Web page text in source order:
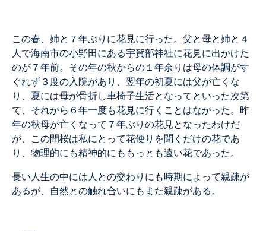
この春、姉と７年ぶりに花見に行った。父と母と姉と４
人で海南市の小野田にある宇賀部神社に花見に出かけた
のが７年前。その年の秋からの１年余りは母の体調がす
ぐれず３度の入院があり、翌年の初夏には父が亡くな
り、夏には母が骨折し車椅子生活となってといった次第
で、それから６年一度も花見に行くことはなかった。昨
年の秋母が亡くなって７年ぶりの花見となったわけだ
が、この間桜は私にとって花便りを聞くだけの花であ
り、物理的にも精神的にももっとも遠い花であった。
長い人生の中には人との交わりにも時期によって親疎が
あるが、自然との触れ合いにもまた親疎がある。